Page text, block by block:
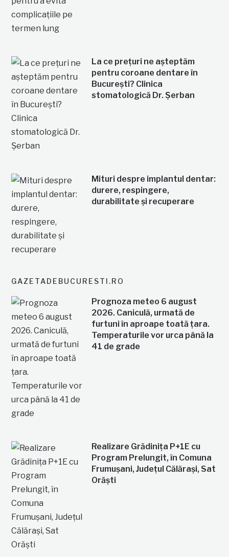
La ce prețuri ne așteptăm
pentru coroane dentare în
București? Clinica
stomatologică Dr. Șerban
Mituri despre implantul dentar:
durere, respingere,
durabilitate și recuperare
GAZETADEBUCURESTI.RO
Prognoza meteo 6 august
2026. Caniculă, urmată de
furtuni în aproape toată țara.
Temperaturile vor urca până la
41 de grade
Realizare Grădinița P+1E cu
Program Prelungit, în Comuna
Frumușani, Județul Călărași, Sat
Orăști